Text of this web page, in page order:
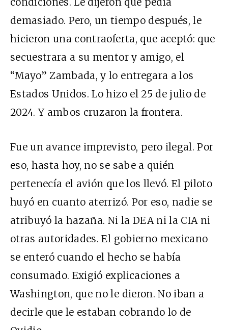
demasiado. Pero, un tiempo después, le
hicieron una contraoferta, que aceptó: que
secuestrara a su mentor y amigo, el
“Mayo” Zambada, y lo entregara a los
Estados Unidos. Lo hizo el 25 de julio de
2024. Y ambos cruzaron la frontera.
Fue un avance imprevisto, pero ilegal. Por
eso, hasta hoy, no se sabe a quién
pertenecía el avión que los llevó. El piloto
huyó en cuanto aterrizó. Por eso, nadie se
atribuyó la hazaña. Ni la DEA ni la CIA ni
otras autoridades. El gobierno mexicano
se enteró cuando el hecho se había
consumado. Exigió explicaciones a
Washington, que no le dieron. No iban a
decirle que le estaban cobrando lo de